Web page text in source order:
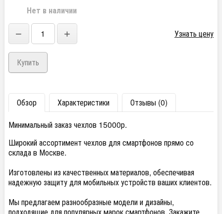
Нет в наличии
− + Узнать цену
Обзор Характеристики
Отзывы (0)
Минимальный заказ чехлов 15000р.
Широкий ассортимент чехлов для смартфонов прямо со
склада в Москве.
Изготовлены из качественных материалов, обеспечивая
надежную защиту для мобильных устройств ваших клиентов.
Мы предлагаем разнообразные модели и дизайны,